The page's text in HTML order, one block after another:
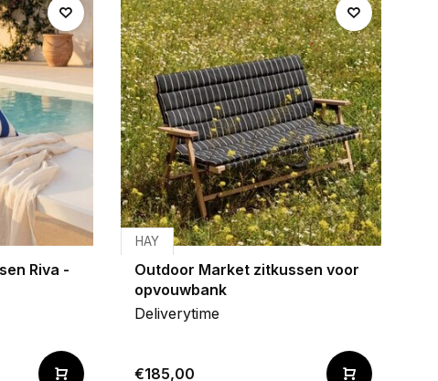
Riva -
HAY
Outdoor Market zitkussen voor
opvouwbank
Deliverytime
€185,00